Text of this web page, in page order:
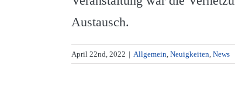
Austausch.
April 22nd, 2022 | Allgemein Neuigkeiten News